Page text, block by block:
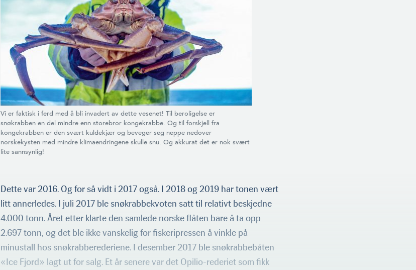
Vi er faktisk i ferd med å bli invadert av dette vesenet! Til beroligelse er
snøkrabben en del mindre enn storebror kongek­rabbe. Og til forskjell fra
kongekrabben er den svært kuldekjær og beveger seg neppe nedover
norskekysten med mindre klimaendrin­gene skulle snu. Og akkurat det er nok svært
lite sannsynlig!
Dette var 2016. Og for så vidt i 2017 også. I 2018 og 2019 har tonen vært
litt annerledes. I juli 2017 ble snøkrabbekvoten satt til relativt beskjedne
4.000 tonn. Året etter klarte den samlede norske flåten bare å ta opp
2.697 tonn, og det ble ikke vanskelig for fiskeripressen å vinkle på
minustall hos snøkrabberederiene. I desember 2017 ble snøkrabbebåten
«Ice Fjord» lagt ut for salg. Et år senere var det Opilio-rederiet som fikk